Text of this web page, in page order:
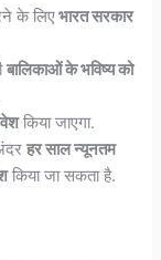
के लिएभारत सरकार
बालिकाओं के भविष्य को
किया जाएगा.
हर साल न्यूनतम
किया जा सकता है.